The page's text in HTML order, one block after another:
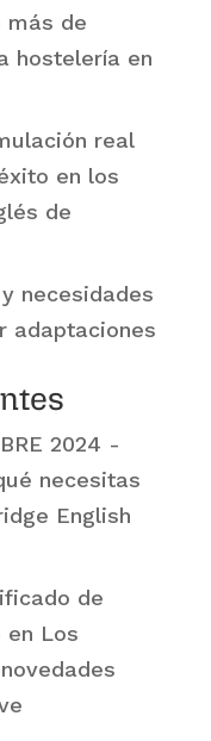
más de
hostelería en
real
en los
de
necesidades
adaptaciones
2024 -
necesitas
English
de
en Los